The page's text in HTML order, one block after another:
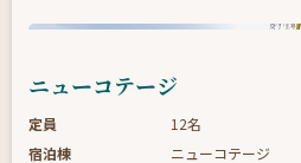
ニューコテージ
定員
12名
宿泊棟
ニューコテージ